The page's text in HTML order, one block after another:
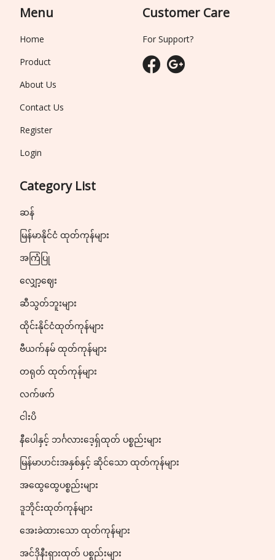
Menu
Home
Product
About Us
Contact Us
Register
Login
Category List
ဆန်
မြန်မာနိုင်ငံ ထုတ်ကုန်များ
အကြံပြု
လျှော့ဈေး
ဆီသွတ်ဘူးများ
ထိုင်းနိုင်ငံထုတ်ကုန်များ
ဗီယက်နမ် ထုတ်ကုန်များ
တရုတ် ထုတ်ကုန်များ
လက်ဖက်
ငါးပိ
နီပေါနှင့် ဘင်္ဂလားဒေ့ရှ်ထုတ် ပစ္စည်းများ
မြန်မာဟင်းအနှစ်နှင့် ဆိုင်သော ထုတ်ကုန်များ
အထွေထွေပစ္စည်းများ
ဒူဘိုင်းထုတ်ကုန်များ
အေးခဲထားသော ထုတ်ကုန်များ
အင်ဒိုနီးရှားထုတ် ပစ္စည်းများ
Customer Care
For Support?